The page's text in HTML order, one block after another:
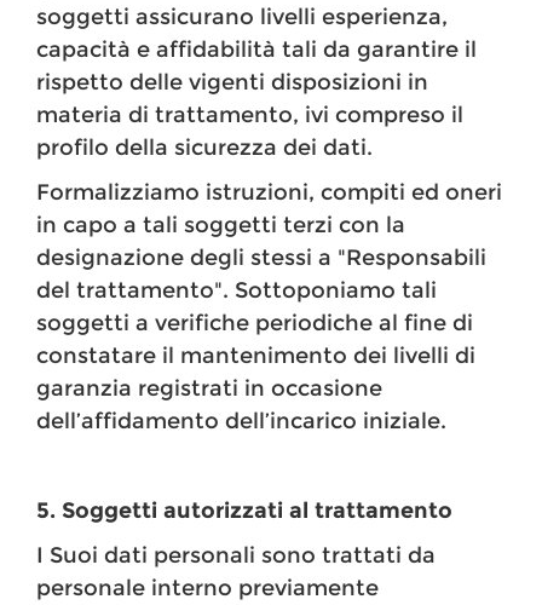
soggetti assicurano livelli esperienza,
capacità e affidabilità tali da garantire il
rispetto delle vigenti disposizioni in
materia di trattamento, ivi compreso il
profilo della sicurezza dei dati.
Formalizziamo istruzioni, compiti ed oneri
in capo a tali soggetti terzi con la
designazione degli stessi a "Responsabili
del trattamento". Sottoponiamo tali
soggetti a verifiche periodiche al fine di
constatare il mantenimento dei livelli di
garanzia registrati in occasione
dell’affidamento dell’incarico iniziale.
5. Soggetti autorizzati al trattamento
I Suoi dati personali sono trattati da
personale interno previamente